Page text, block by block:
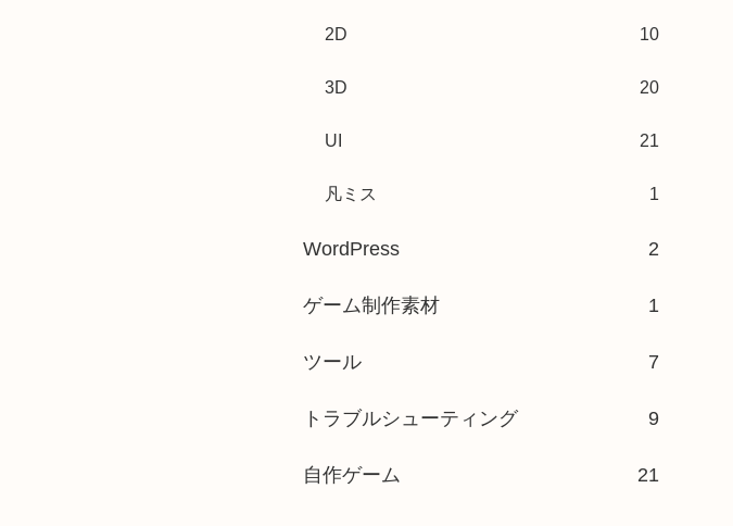
2D 10
3D 20
UI 21
凡ミス 1
WordPress 2
ゲーム制作素材 1
ツール 7
トラブルシューティング 9
自作ゲーム 21